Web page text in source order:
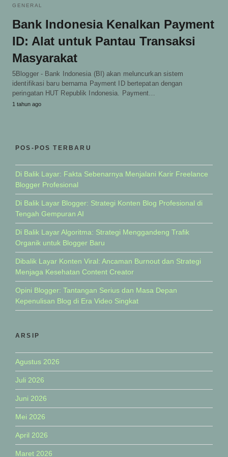
GENERAL
Bank Indonesia Kenalkan Payment
ID: Alat untuk Pantau Transaksi
Masyarakat
5Blogger - Bank Indonesia (BI) akan meluncurkan sistem
identifikasi baru bernama Payment ID bertepatan dengan
peringatan HUT Republik Indonesia. Payment…
1 tahun ago
POS-POS TERBARU
Di Balik Layar: Fakta Sebenarnya Menjalani Karir Freelance
Blogger Profesional
Di Balik Layar Blogger: Strategi Konten Blog Profesional di
Tengah Gempuran AI
Di Balik Layar Algoritma: Strategi Menggandeng Trafik
Organik untuk Blogger Baru
Dibalik Layar Konten Viral: Ancaman Burnout dan Strategi
Menjaga Kesehatan Content Creator
Opini Blogger: Tantangan Serius dan Masa Depan
Kepenulisan Blog di Era Video Singkat
ARSIP
Agustus 2026
Juli 2026
Juni 2026
Mei 2026
April 2026
Maret 2026